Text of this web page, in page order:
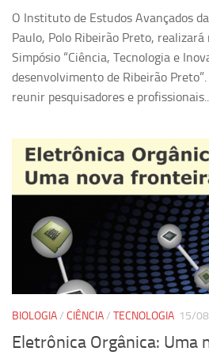
O Instituto de Estudos Avançados
Paulo, Polo Ribeirão Preto,
Simpósio “Ciência, Tecnologia e
desenvolvimento de Ribeirão
reunir pesquisadores e
BIOLOGIA/ CIÊNCIA/ TECNOLOGIA 15/
Eletrônica Orgânica: Uma